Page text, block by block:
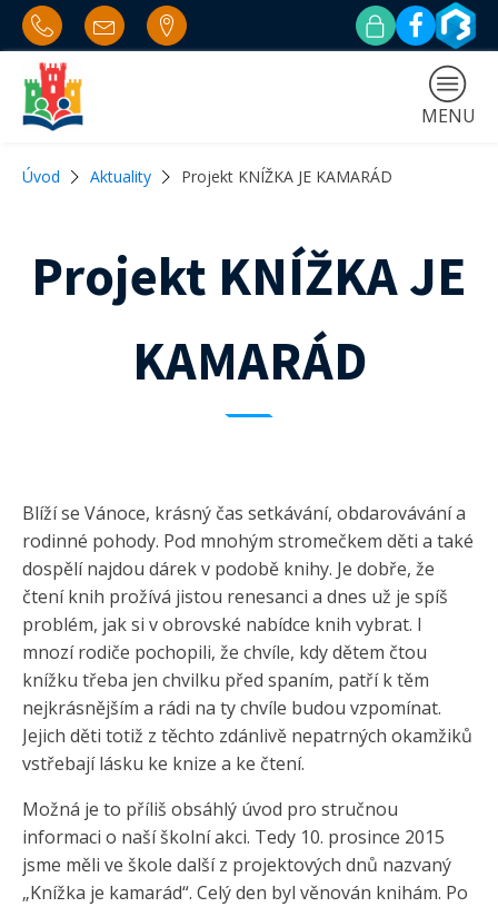
MENU
Úvod Aktuality Projekt KNÍŽKA JE KAMARÁD
Projekt KNÍŽKA JE
KAMARÁD
Blíží se Vánoce, krásný čas setkávání, obdarovávání a
rodinné pohody. Pod mnohým stromečkem děti a také
dospělí najdou dárek v podobě knihy. Je dobře, že
čtení knih prožívá jistou renesanci a dnes už je spíš
problém, jak si v obrovské nabídce knih vybrat. I
mnozí rodiče pochopili, že chvíle, kdy dětem čtou
knížku třeba jen chvilku před spaním, patří k těm
nejkrásnějším a rádi na ty chvíle budou vzpomínat.
Jejich děti totiž z těchto zdánlivě nepatrných okamžiků
vstřebají lásku ke knize a ke čtení.
Možná je to příliš obsáhlý úvod pro stručnou
informaci o naší školní akci. Tedy 10. prosince 2015
jsme měli ve škole další z projektových dnů nazvaný
„Knížka je kamarád“. Celý den byl věnován knihám. Po